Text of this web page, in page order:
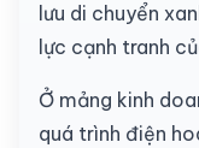
lưu di chuyển
lực cạnh tranh
Ở mảng kinh
quá trình điện